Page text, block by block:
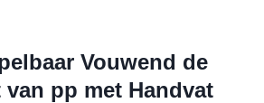
Vouwend de
pp met Handvat